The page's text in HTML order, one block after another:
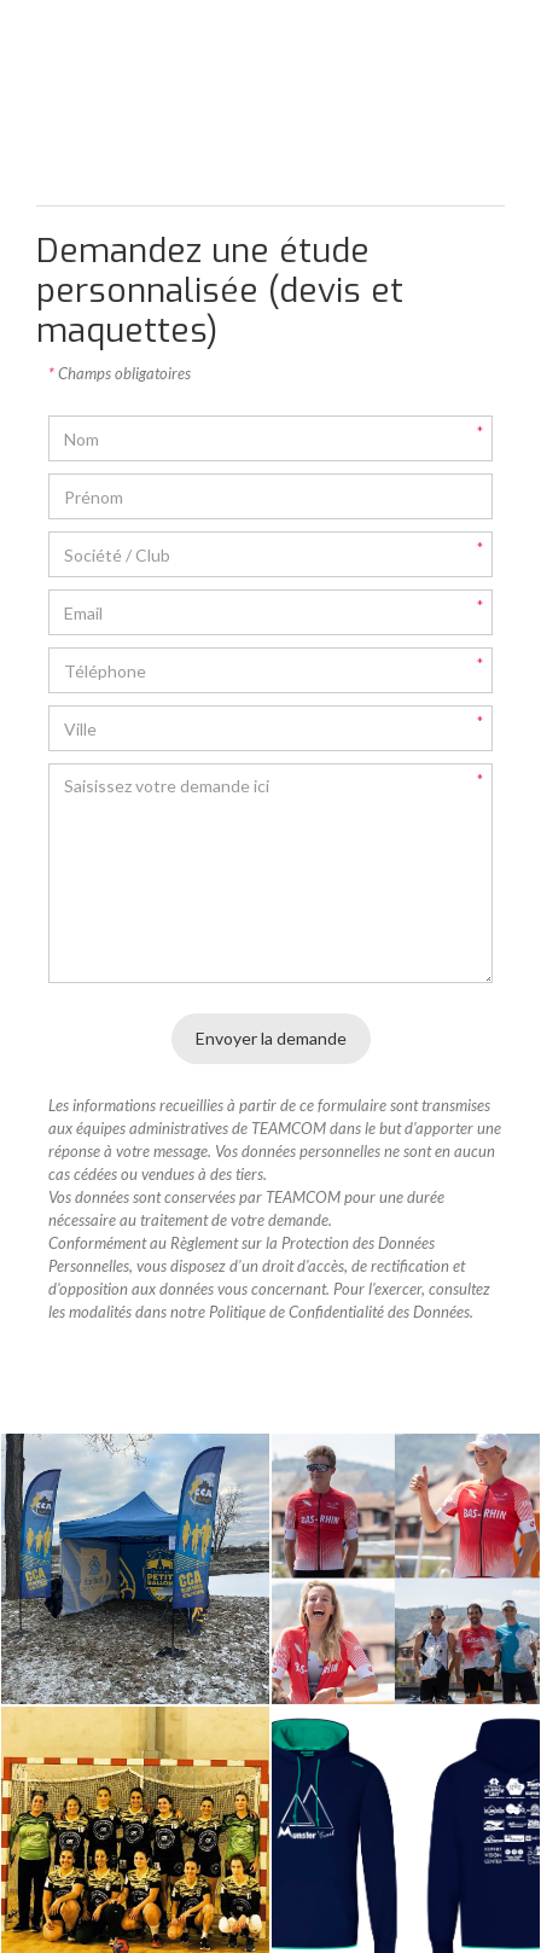
Demandez une étude
personnalisée (devis et
maquettes)
*Champs obligatoires
*
Nom :
Prénom :
*
Société / Club :
*
Email :
*
Téléphone :
*
Ville :
*
Votre demande :
Les informations recueillies à partir de ce formulaire sont transmises
aux équipes administratives de TEAMCOM dans le but d'apporter une
réponse à votre message. Vos données personnelles ne sont en aucun
cas cédées ou vendues à des tiers.
Vos données sont conservées par TEAMCOM pour une durée
nécessaire au traitement de votre demande.
Conformément au Règlement sur la Protection des Données
Personnelles, vous disposez d'un droit d'accès, de rectification et
d'opposition aux données vous concernant. Pour l'exercer, consultez
les modalités dans notre Politique de Confidentialité des Données.